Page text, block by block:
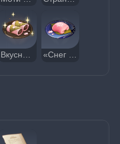
Вкусные моти с сакурой «Снег на горне»